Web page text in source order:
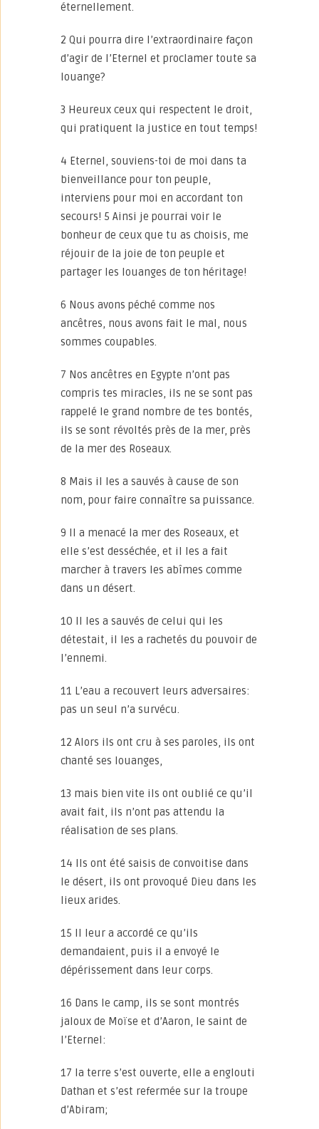
éternellement.
2 Qui pourra dire l’extraordinaire façon
d’agir de l’Eternel et proclamer toute sa
louange?
3 Heureux ceux qui respectent le droit,
qui pratiquent la justice en tout temps!
4 Eternel, souviens-toi de moi dans ta
bienveillance pour ton peuple,
interviens pour moi en accordant ton
secours! 5 Ainsi je pourrai voir le
bonheur de ceux que tu as choisis, me
réjouir de la joie de ton peuple et
partager les louanges de ton héritage!
6 Nous avons péché comme nos
ancêtres, nous avons fait le mal, nous
sommes coupables.
7 Nos ancêtres en Egypte n’ont pas
compris tes miracles, ils ne se sont pas
rappelé le grand nombre de tes bontés,
ils se sont révoltés près de la mer, près
de la mer des Roseaux.
8 Mais il les a sauvés à cause de son
nom, pour faire connaître sa puissance.
9 Il a menacé la mer des Roseaux, et
elle s’est desséchée, et il les a fait
marcher à travers les abîmes comme
dans un désert.
10 Il les a sauvés de celui qui les
détestait, il les a rachetés du pouvoir de
l’ennemi.
11 L’eau a recouvert leurs adversaires:
pas un seul n’a survécu.
12 Alors ils ont cru à ses paroles, ils ont
chanté ses louanges,
13 mais bien vite ils ont oublié ce qu’il
avait fait, ils n’ont pas attendu la
réalisation de ses plans.
14 Ils ont été saisis de convoitise dans
le désert, ils ont provoqué Dieu dans les
lieux arides.
15 Il leur a accordé ce qu’ils
demandaient, puis il a envoyé le
dépérissement dans leur corps.
16 Dans le camp, ils se sont montrés
jaloux de Moïse et d’Aaron, le saint de
l’Eternel:
17 la terre s’est ouverte, elle a englouti
Dathan et s’est refermée sur la troupe
d’Abiram;